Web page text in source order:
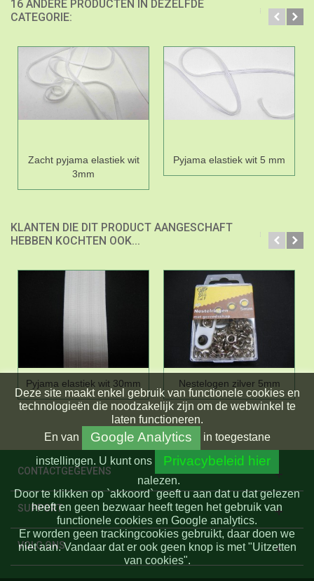
16 ANDERE PRODUCTEN IN DEZELFDE
CATEGORIE:
Zacht pyjama elastiek wit
3mm
Pyjama elastiek wit 5 mm
KLANTEN DIE DIT PRODUCT AANGESCHAFT
HEBBEN KOCHTEN OOK...
Pyjama elastiek wit 30mm Nestelogen zilver 5mm
CONTACTGEGEVENS
SUPPORT
VOLG ONS
Deze site maakt enkel gebruik van functionele cookies en
technologieën die noodzakelijk zijn om de webwinkel te
laten functioneren.
En van Google Analytics
in toegestane
instellingen. U kunt ons Privacybeleid hier
nalezen.
Door te klikken op `akkoord` geeft u aan dat u dat gelezen
heeft en geen bezwaar heeft tegen het gebruik van
functionele cookies en Google analytics.
Er worden geen trackingcookies gebruikt, daar doen we
niet aan. Vandaar dat er ook geen knop is met "Uitzetten
van cookies".